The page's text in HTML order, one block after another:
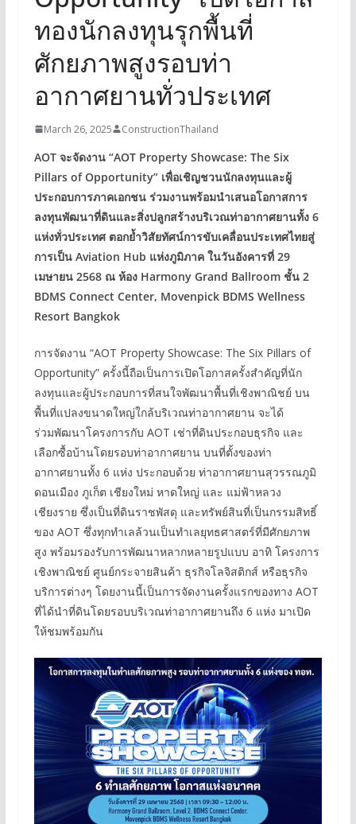
ทองนักลงทุนรุกพื้นที่
ศักยภาพสูงรอบท่า
อากาศยานทั่วประเทศ
March 26, 2025 ConstructionThailand
AOT จะจัดงาน “AOT Property Showcase: The Six
Pillars of Opportunity” เพื่อเชิญชวนนักลงทุนและผู้
ประกอบการภาคเอกชน ร่วมงานพร้อมนำเสนอโอกาสการ
ลงทุนพัฒนาที่ดินและสิ่งปลูกสร้างบริเวณท่าอากาศยานทั้ง 6
แห่งทั่วประเทศ ตอกย้ำวิสัยทัศน์การขับเคลื่อนประเทศไทยสู่
การเป็น Aviation Hub แห่งภูมิภาค ในวันอังคารที่ 29
เมษายน 2568 ณ ห้อง Harmony Grand Ballroom ชั้น 2
BDMS Connect Center, Movenpick BDMS Wellness
Resort Bangkok
การจัดงาน “AOT Property Showcase: The Six Pillars of
Opportunity” ครั้งนี้ถือเป็นการเปิดโอกาสครั้งสำคัญที่นัก
ลงทุนและผู้ประกอบการที่สนใจพัฒนาพื้นที่เชิงพาณิชย์ บน
พื้นที่แปลงขนาดใหญ่ใกล้บริเวณท่าอากาศยาน จะได้
ร่วมพัฒนาโครงการกับ AOT เช่าที่ดินประกอบธุรกิจ และ
เลือกซื้อบ้านโดยรอบท่าอากาศยาน บนที่ตั้งของท่า
อากาศยานทั้ง 6 แห่ง ประกอบด้วย ท่าอากาศยานสุวรรณภูมิ
ดอนเมือง ภูเก็ต เชียงใหม่ หาดใหญ่ และ แม่ฟ้าหลวง
เชียงราย ซึ่งเป็นที่ดินราชพัสดุ และทรัพย์สินที่เป็นกรรมสิทธิ์
ของ AOT ซึ่งทุกทำเลล้วนเป็นทำเลยุทธศาสตร์ที่มีศักยภาพ
สูง พร้อมรองรับการพัฒนาหลากหลายรูปแบบ อาทิ โครงการ
เชิงพาณิชย์ ศูนย์กระจายสินค้า ธุรกิจโลจิสติกส์ หรือธุรกิจ
บริการต่างๆ โดยงานนี้เป็นการจัดงานครั้งแรกของทาง AOT
ที่ได้นำที่ดินโดยรอบบริเวณท่าอากาศยานถึง 6 แห่ง มาเปิด
ให้ชมพร้อมกัน